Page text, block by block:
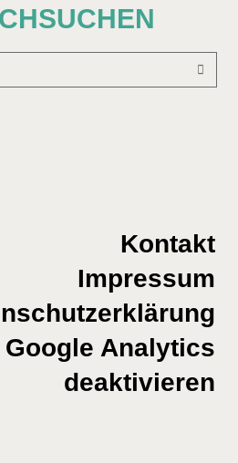
Kontakt
Impressum
Google Analytics
deaktivieren